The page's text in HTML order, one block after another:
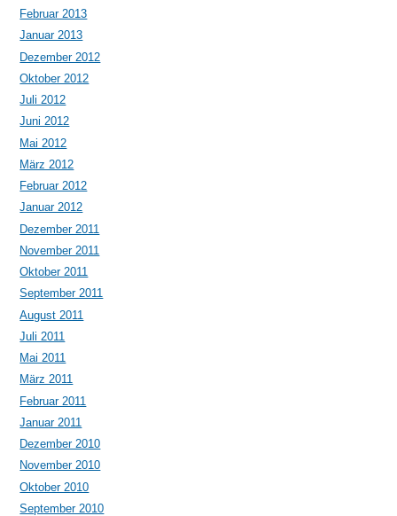
Februar 2013
Januar 2013
Dezember 2012
Oktober 2012
Juli 2012
Juni 2012
Mai 2012
März 2012
Februar 2012
Januar 2012
Dezember 2011
November 2011
Oktober 2011
September 2011
August 2011
Juli 2011
Mai 2011
März 2011
Februar 2011
Januar 2011
Dezember 2010
November 2010
Oktober 2010
September 2010